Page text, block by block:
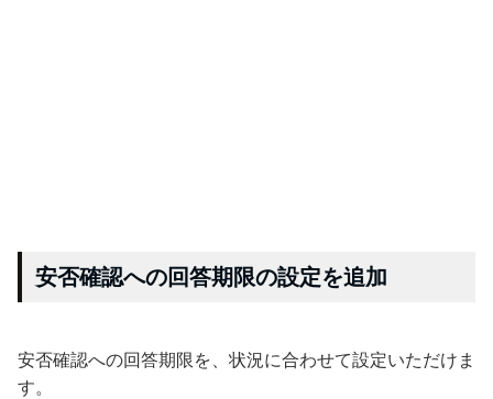
安否確認への回答期限の設定を追加
安否確認への回答期限を、状況に合わせて設定いただけま
す。